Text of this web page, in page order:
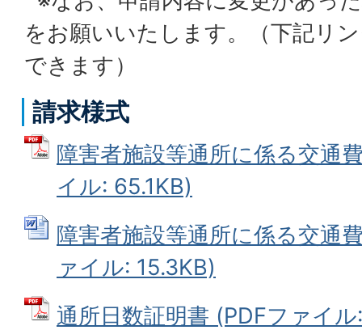
をお願いいたします。（下記リ
できます）
請求様式
障害者施設等通所に係る交通
イル: 65.1KB)
障害者施設等通所に係る交通
ァイル: 15.3KB)
通所日数証明書 (PDFファイ